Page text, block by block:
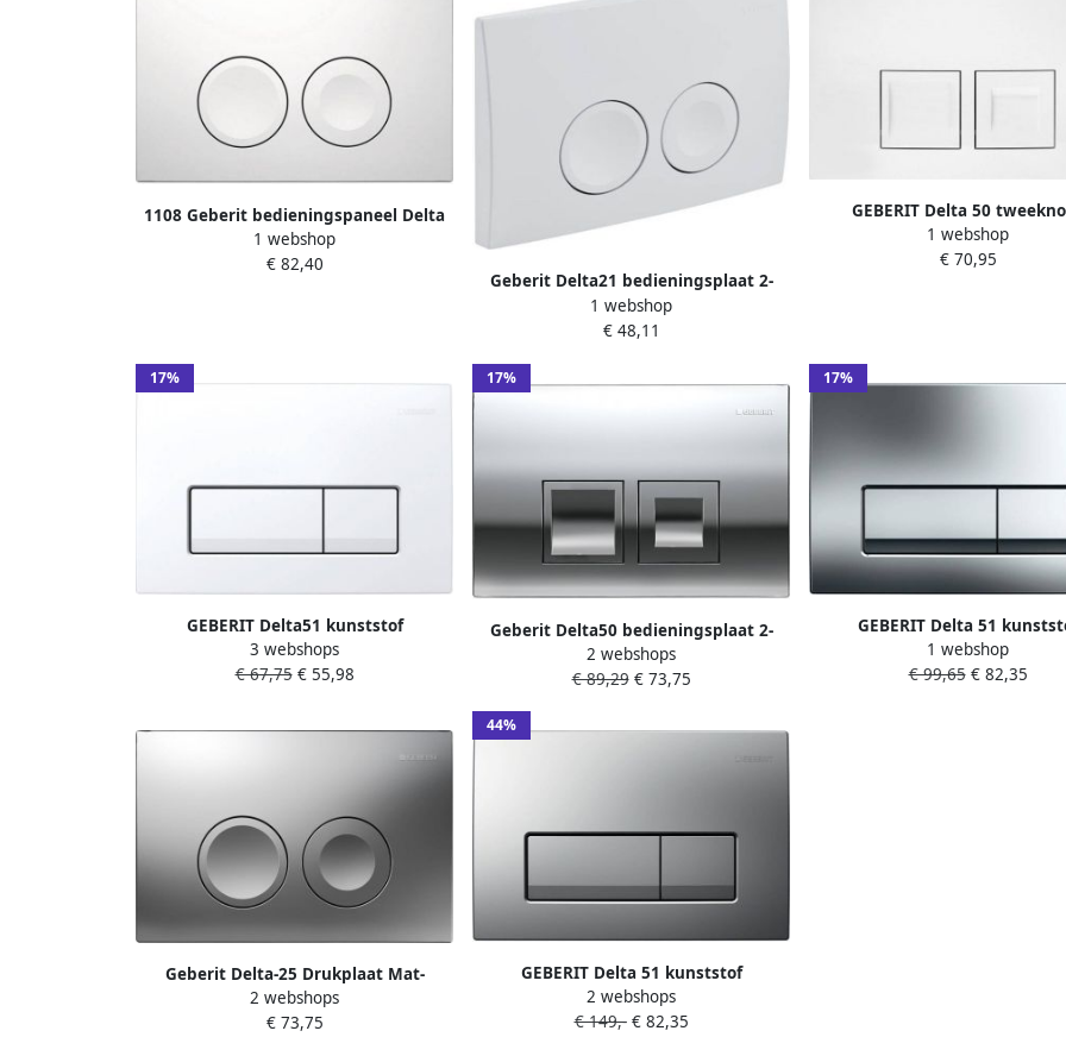
1108 Geberit bedieningspaneel Delta
25 voor UP100 inbouwreservoirs 24
6x16 4x3 1cm glanzend wit
1 webshop
€ 82,40
Geberit Delta21 bedieningsplaat 2-
toets spoeling frontbediening voor
toilet 24.6x16.4cm wit 115.125.11.1
1 webshop
€ 48,11
GEBERIT Delta 50
mechanische
spoelsysteem kunststof
1 webshop
€ 70,95
17%
GEBERIT Delta51 kunststof
bedieningspaneel met dubbele
spoeling. Geschikt voor UP100
3 webshops
€ 67,75€ 55,98
17%
Geberit Delta50 bedieningsplaat 2-
toets spoeling frontbediening voor
toilet 24.6x16.4cm chroom 115135211
2 webshops
€ 89,29€ 73,75
17%
GEBERIT Delta 51
bedieningspaneel met
spoeling. Geschikt voor
1 webshop
€ 99,65€ 82,35
Geberit Delta-25 Drukplaat Mat-
Chroom Voor De Up100
Inbouwreservoir Delta-25 Drukplaat
2 webshops
€ 73,75
44%
GEBERIT Delta 51 kunststof
bedieningspaneel met dubbele
spoeling. Geschikt voor UP100
2 webshops
€ 149,-€ 82,35